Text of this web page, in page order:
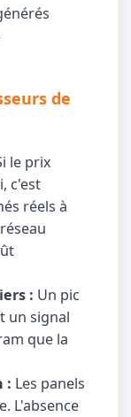
de
le prix
c'est
réels à
: Un pic
un signal
que la
: Les panels
L'absence